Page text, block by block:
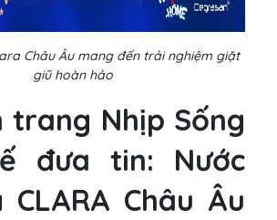
Châu Âu mang đến trải nghiệm giặt
giũ hoàn hảo
trang Nhịp Sống
đưa tin: Nước
Châu Âu